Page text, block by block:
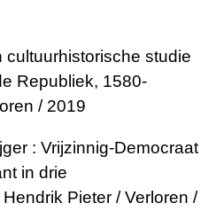
cultuurhistorische studie
Republiek, 1580-
/ 2019
: Vrijzinnig-Democraat
in drie
Pieter / Verloren /